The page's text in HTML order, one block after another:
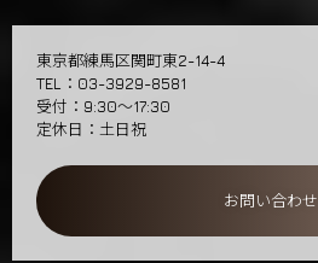
東京都練馬区関町東2-14-4
TEL：03-3929-8581
受付：9:30～17:30
定休日：土日祝
お問い合わせ